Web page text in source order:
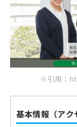
※引用：
基本情報（アク